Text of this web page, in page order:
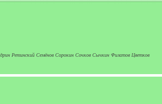
Ретинский Семёнов Сорокин Сочков Сычкин Филатов Цветков